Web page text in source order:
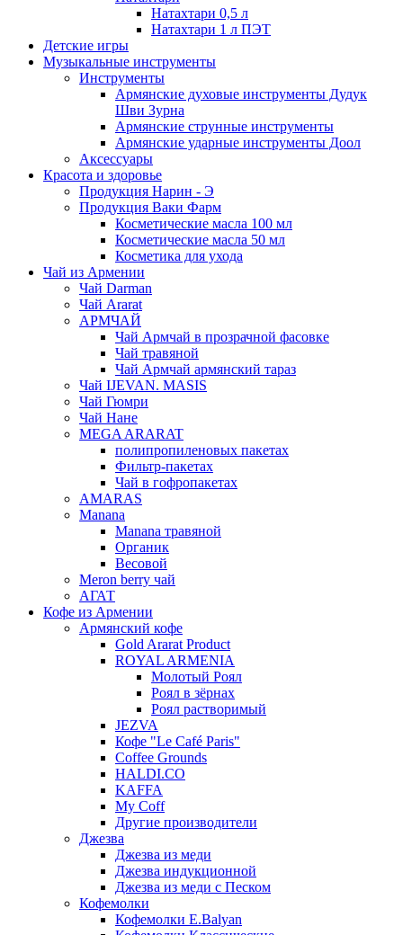
Натахтари 0,5 л
Натахтари 1 л ПЭТ
Детские игры
Музыкальные инструменты
Инструменты
Армянские духовые инструменты Дудук
Шви Зурна
Армянские струнные инструменты
Армянские ударные инструменты Доол
Аксессуары
Красота и здоровье
Продукция Нарин - Э
Продукция Ваки Фарм
Косметические масла 100 мл
Косметические масла 50 мл
Косметика для ухода
Чай из Армении
Чай Darman
Чай Ararat
АРМЧАЙ
Чай Армчай в прозрачной фасовке
Чай травяной
Чай Армчай армянский тараз
Чай IJEVAN. MASIS
Чай Гюмри
Чай Нане
MEGA ARARAT
полипропиленовых пакетах
Фильтр-пакетах
Чай в гофропакетах
AMARAS
Manana
Manana травяной
Органик
Весовой
Meron berry чай
АГАТ
Кофе из Армении
Армянский кофе
Gold Ararat Product
ROYAL ARMENIA
Молотый Роял
Роял в зёрнах
Роял растворимый
JEZVA
Кофе "Le Café Paris"
Coffee Grounds
HALDI.CO
KAFFA
My Coff
Другие производители
Джезва
Джезва из меди
Джезва индукционной
Джезва из меди с Песком
Кофемолки
Кофемолки E.Balyan